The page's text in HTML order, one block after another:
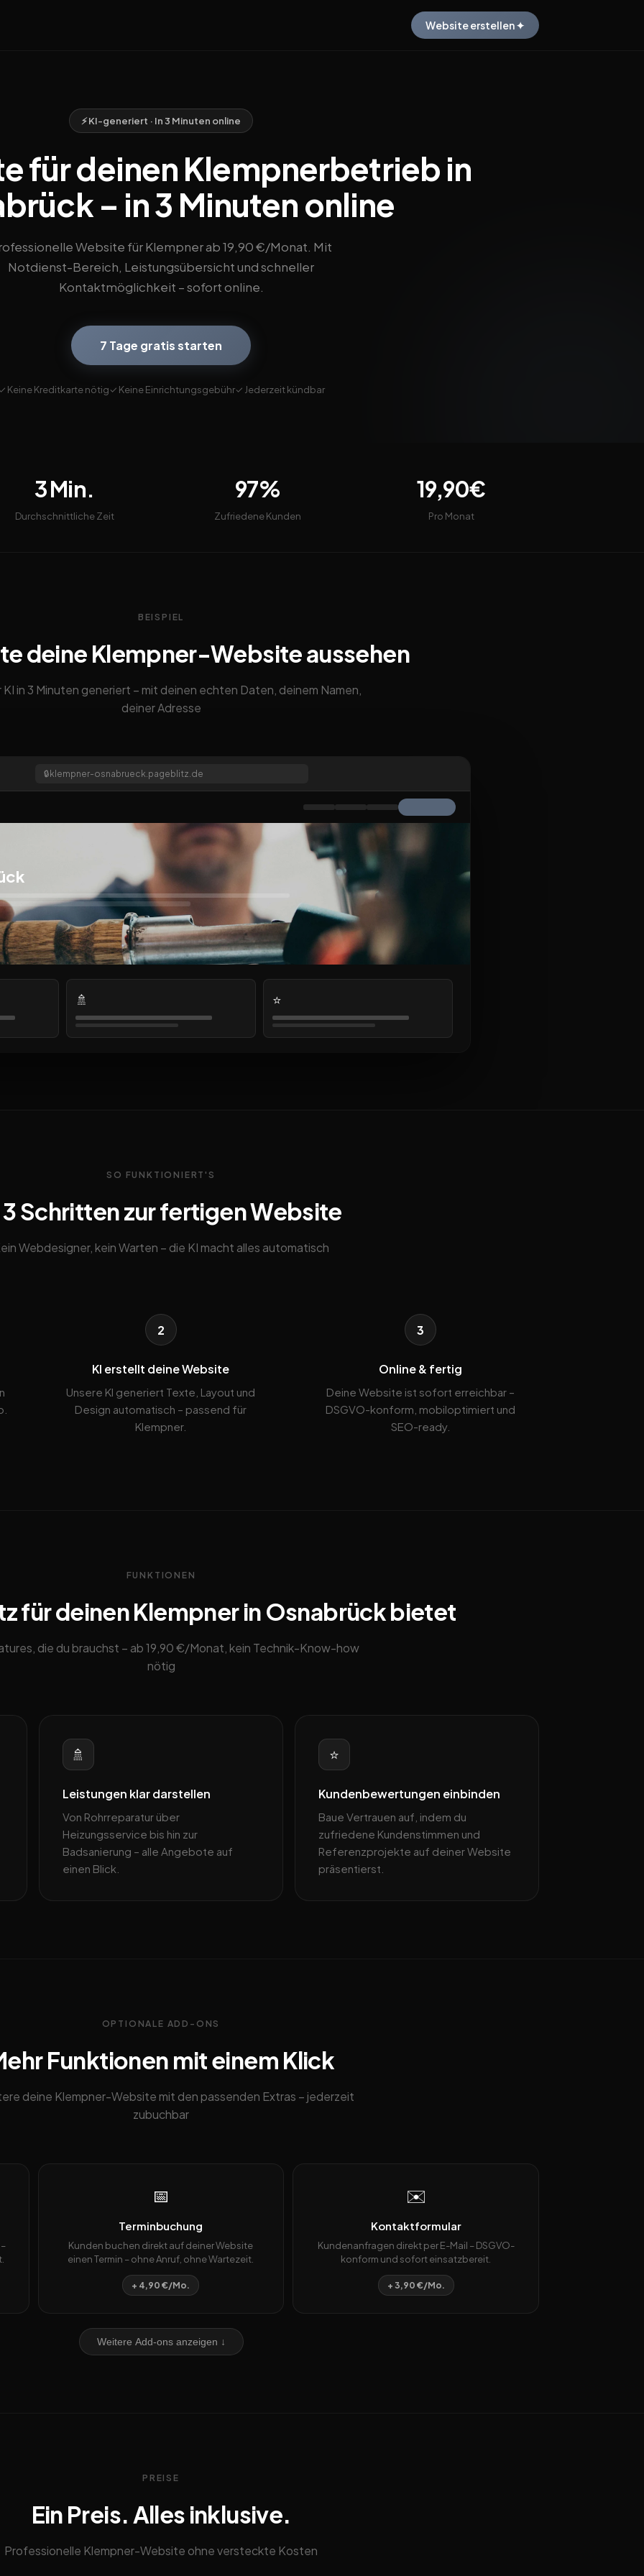
Website erstellen ✦
⚡ KI-generiert · In 3 Minuten online
für deinen Klempnerbetrieb in
– in 3 Minuten online
Website für Klempner ab 19,90 €/Monat. Mit
Notdienst-Bereich, Leistungsübersicht und schneller
Kontaktmöglichkeit – sofort online.
7 Tage gratis starten
Keine Kreditkarte nötig✓ Keine Einrichtungsgebühr✓ Jederzeit kündbar
3 Min.
Durchschnittliche Zeit
97%
Zufriedene Kunden
19,90€
Pro Monat
BEISPIEL
deine Klempner-Website aussehen
KI in 3 Minuten generiert – mit deinen echten Daten, deinem Namen,
deiner Adresse
🔒 klempner-osnabrueck.pageblitz.de
🚿 ⭐
SO FUNKTIONIERT'S
3 Schritten zur fertigen Website
Webdesigner, kein Warten – die KI macht alles automatisch
2
KI erstellt deine Website
Unsere KI generiert Texte, Layout und
Design automatisch – passend für
Klempner.
3
Online & fertig
Deine Website ist sofort erreichbar –
DSGVO-konform, mobiloptimiert und
SEO-ready.
FUNKTIONEN
für deinen Klempner in Osnabrück bietet
die du brauchst – ab 19,90 €/Monat, kein Technik-Know-how
nötig
🚿
Leistungen klar darstellen
Von Rohrreparatur über
Heizungsservice bis hin zur
Badsanierung – alle Angebote auf
einen Blick.
⭐
Kundenbewertungen einbinden
Baue Vertrauen auf, indem du
zufriedene Kundenstimmen und
Referenzprojekte auf deiner Website
präsentierst.
OPTIONALE ADD-ONS
Funktionen mit einem Klick
deine Klempner-Website mit den passenden Extras – jederzeit
zubuchbar
📅
Terminbuchung
Kunden buchen direkt auf deiner Website
einen Termin – ohne Anruf, ohne Wartezeit.
+ 4,90 €/Mo.
✉️
Kontaktformular
Kundenanfragen direkt per E-Mail – DSGVO-
konform und sofort einsatzbereit.
+ 3,90 €/Mo.
Weitere Add-ons anzeigen ↓
PREISE
Ein Preis. Alles inklusive.
Professionelle Klempner-Website ohne versteckte Kosten